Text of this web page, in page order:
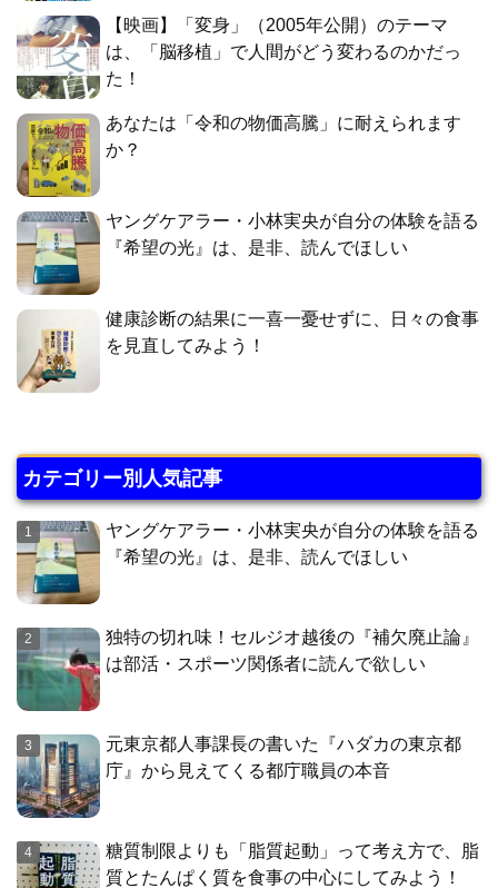
【映画】「変身」（2005年公開）のテーマ
は、「脳移植」で人間がどう変わるのかだっ
た！
あなたは「令和の物価高騰」に耐えられます
か？
ヤングケアラー・小林実央が自分の体験を語る
『希望の光』は、是非、読んでほしい
健康診断の結果に一喜一憂せずに、日々の食事
を見直してみよう！
カテゴリー別人気記事
ヤングケアラー・小林実央が自分の体験を語る
『希望の光』は、是非、読んでほしい
独特の切れ味！セルジオ越後の『補欠廃止論』
は部活・スポーツ関係者に読んで欲しい
元東京都人事課長の書いた『ハダカの東京都
庁』から見えてくる都庁職員の本音
糖質制限よりも「脂質起動」って考え方で、脂
質とたんぱく質を食事の中心にしてみよう！